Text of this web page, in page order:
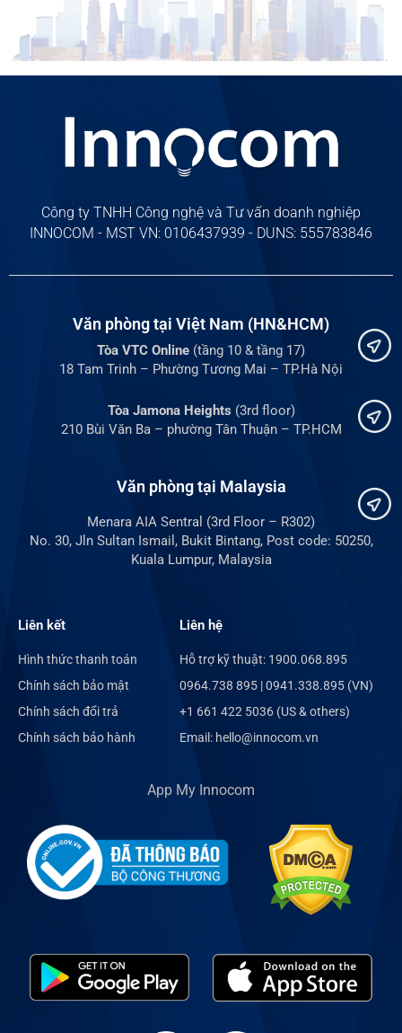
Công ty TNHH Công nghệ và Tư vấn doanh nghiệp
INNOCOM - MST VN: 0106437939 - DUNS: 555783846
Văn phòng tại Việt Nam (HN&HCM)
Tòa VTC Online (tầng 10 & tầng 17)
18 Tam Trinh – Phường Tương Mai – TP.Hà Nội
Tòa Jamona Heights (3rd floor)
210 Bùi Văn Ba – phường Tân Thuận – TP.HCM
Văn phòng tại Malaysia
Menara AIA Sentral (3rd Floor – R302)
No. 30, Jln Sultan Ismail, Bukit Bintang, Post code: 50250,
Kuala Lumpur, Malaysia
Liên kết
Hình thức thanh toán
Chính sách bảo mật
Chính sách đổi trả
Chính sách bảo hành
Liên hệ
Hỗ trợ kỹ thuật: 1900.068.895
0964.738 895 | 0941.338.895 (VN)
+1 661 422 5036 (US & others)
Email: hello@innocom.vn
App My Innocom